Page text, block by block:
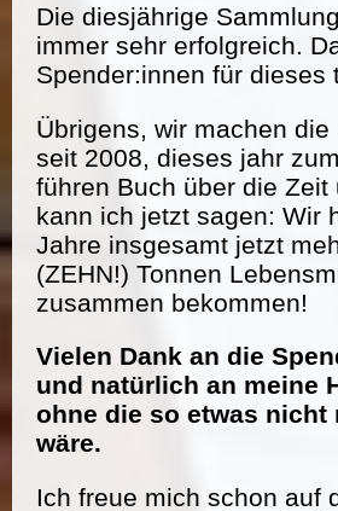
Die diesjährige
immer sehr erfolgreich.
Spender:innen für dieses
Übrigens, wir machen die
seit 2008, dieses jahr
führen Buch über die Zeit
kann ich jetzt sagen: Wir
Jahre insgesamt jetzt
(ZEHN!) Tonnen
zusammen bekommen!
Vielen Dank an die
und natürlich an meine
ohne die so etwas nicht
wäre.
Ich freue mich schon auf